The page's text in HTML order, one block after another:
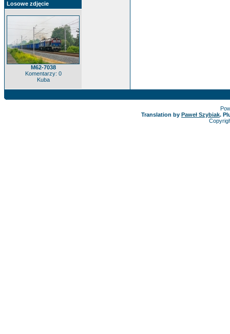
Losowe zdjęcie
M62-7038
Komentarzy: 0
Kuba
Translation by Paweł Szybiak.